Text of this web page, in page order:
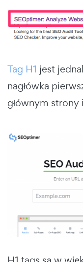
Tag H1 jest
nagłówka
głównym